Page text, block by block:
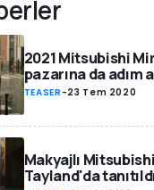
2021 Mitsubishi
pazarına da adım
TEASER -23 Tem 2020
Makyajlı
Tayland'da